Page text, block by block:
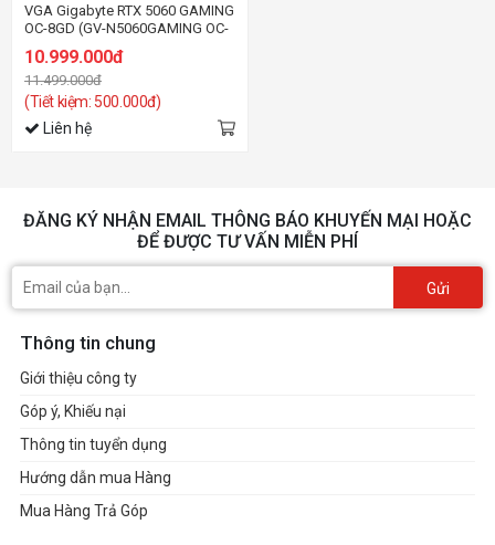
VGA Gigabyte RTX 5060 GAMING
OC-8GD (GV-N5060GAMING OC-
10.999.000đ
11.499.000đ
(Tiết kiệm: 500.000đ)
Liên hệ
ĐĂNG KÝ NHẬN EMAIL THÔNG BÁO KHUYẾN MẠI HOẶC
ĐỂ ĐƯỢC TƯ VẤN MIỄN PHÍ
Gửi
Thông tin chung
Giới thiệu công ty
Góp ý, Khiếu nại
Thông tin tuyển dụng
Hướng dẫn mua Hàng
Mua Hàng Trả Góp